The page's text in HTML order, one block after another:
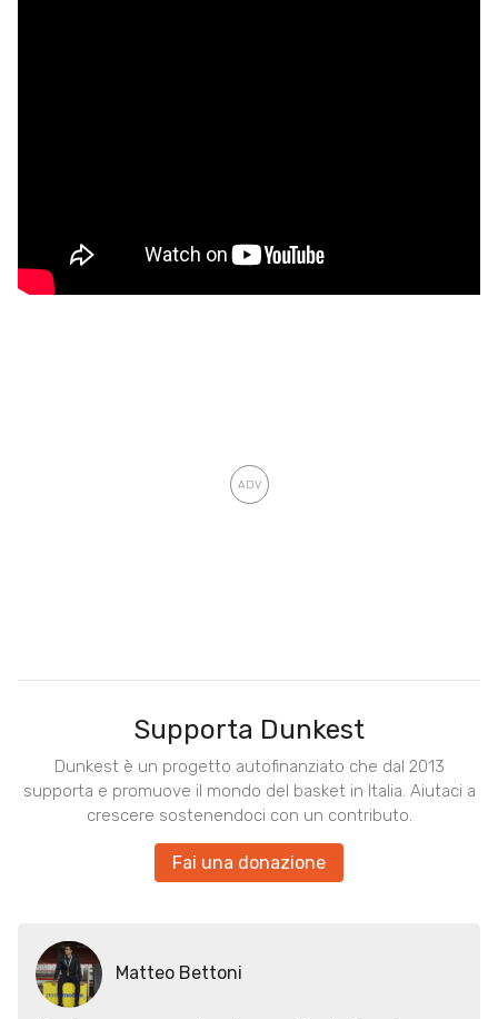
Supporta Dunkest
Dunkest è un progetto autofinanziato che dal 2013
supporta e promuove il mondo del basket in Italia. Aiutaci a
crescere sostenendoci con un contributo.
Fai una donazione
Matteo Bettoni